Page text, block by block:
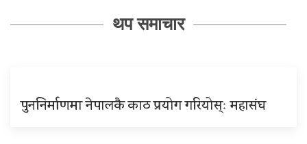
थप समाचार
पुननिर्माणमा नेपालकै काठ प्रयोग गरियोस्ः महासंघ